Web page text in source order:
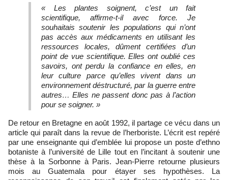
« Les plantes soignent, c’est un fait
scientifique, affirme-t-il avec force. Je
souhaitais soutenir les populations qui n’ont
pas accès aux médicaments en utilisant les
ressources locales, dûment certifiées d’un
point de vue scientifique. Elles ont oublié ces
savoirs, ont perdu la confiance en elles, en
leur culture parce qu’elles vivent dans un
environnement déstructuré, par la guerre entre
autres… Elles ne passent donc pas à l’action
pour se soigner. »
De retour en Bretagne en août 1992, il partage ce vécu dans un
article qui paraît dans la revue de l’herboriste. L’écrit est repéré
par une enseignante qui d’emblée lui propose un poste d’ethno
botaniste à l’université de Lille tout en l’incitant à soutenir une
thèse à la Sorbonne à Paris. Jean-Pierre retourne plusieurs
mois au Guatemala pour étayer ses hypothèses. La